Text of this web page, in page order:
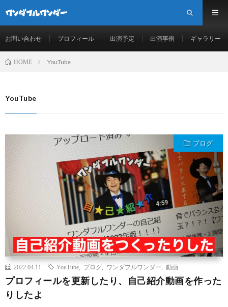
お問い合わせ プロフィール 出演予定 出演事例 ギャラリー
HOME YouTube
YouTube
ブログ
2022.04.11 YouTube ブログ ワンダフルワンダー 動画
プロフィールを更新したり、自己紹介動画を作った
りしたよ